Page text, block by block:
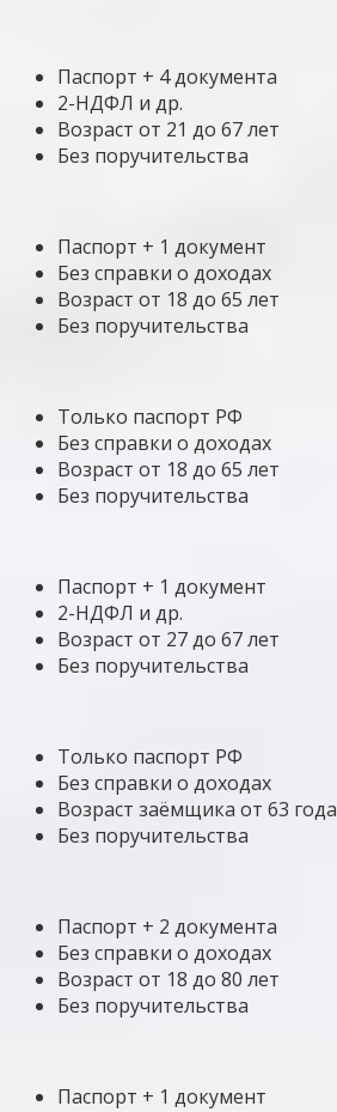
Паспорт + 4 документа
2-НДФЛ и др.
Возраст от 21 до 67 лет
Без поручительства
Паспорт + 1 документ
Без справки о доходах
Возраст от 18 до 65 лет
Без поручительства
Только паспорт РФ
Без справки о доходах
Возраст от 18 до 65 лет
Без поручительства
Паспорт + 1 документ
2-НДФЛ и др.
Возраст от 27 до 67 лет
Без поручительства
Только паспорт РФ
Без справки о доходах
Возраст заёмщика от 63 года
Без поручительства
Паспорт + 2 документа
Без справки о доходах
Возраст от 18 до 80 лет
Без поручительства
Паспорт + 1 документ